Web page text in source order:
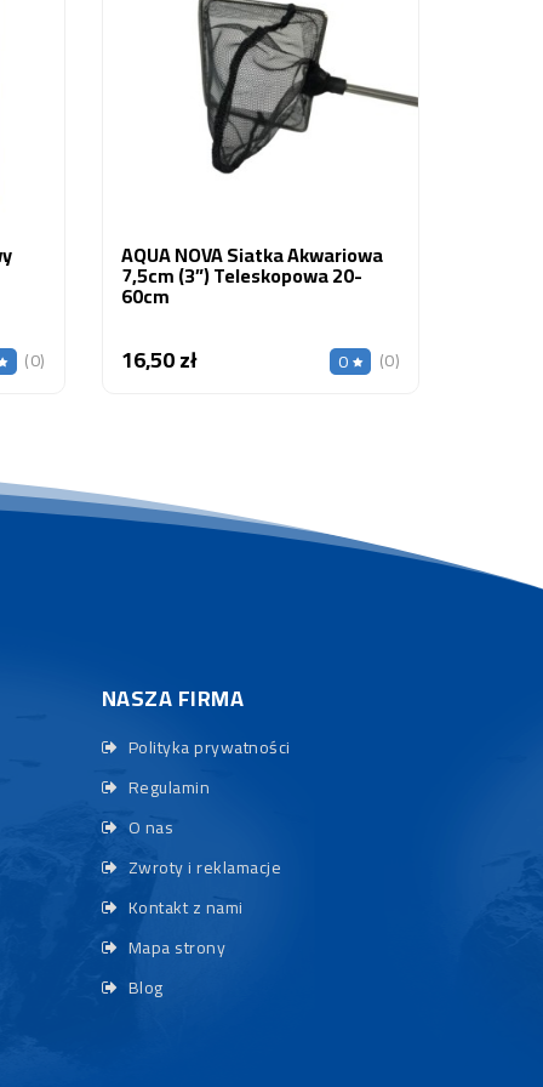
(0)
AQUA NOVA Siatka Akwariowa
7,5cm (3”) Teleskopowa 20-
60cm
16,50 złCena 0 (0)
NASZA FIRMA
Polityka prywatności
Regulamin
O nas
Zwroty i reklamacje
Kontakt z nami
Mapa strony
Blog